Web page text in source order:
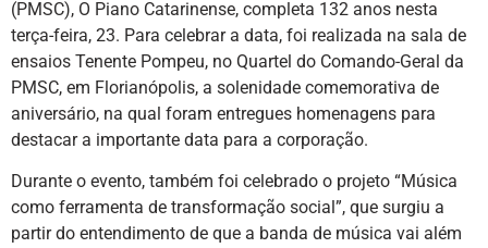
(PMSC), O Piano Catarinense, completa 132 anos nesta
terça-feira, 23. Para celebrar a data, foi realizada na sala de
ensaios Tenente Pompeu, no Quartel do Comando-Geral da
PMSC, em Florianópolis, a solenidade comemorativa de
aniversário, na qual foram entregues homenagens para
destacar a importante data para a corporação.
Durante o evento, também foi celebrado o projeto “Música
como ferramenta de transformação social”, que surgiu a
partir do entendimento de que a banda de música vai além